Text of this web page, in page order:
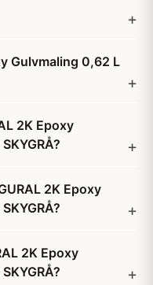
Gulvmaling 0,62 L
2K Epoxy
2K Epoxy
2K Epoxy